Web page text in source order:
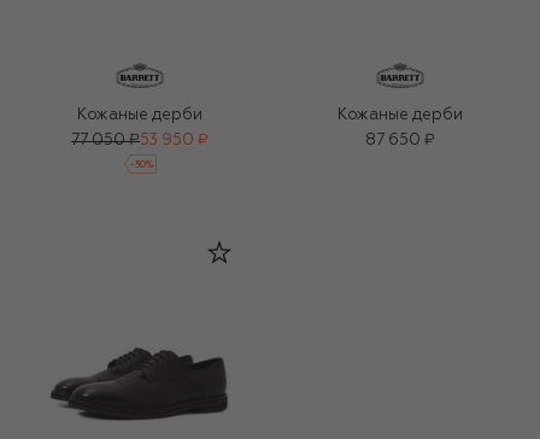
Кожаные дерби
77 050 ₽53 950 ₽
-30%
Кожаные дерби
87 650 ₽